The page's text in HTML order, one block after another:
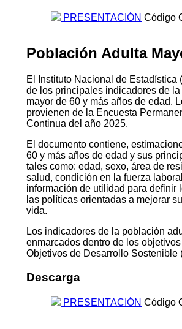
PRESENTACIÓN Código
Población Adulta
El Instituto Nacional de Estadística
de los principales indicadores de
mayor de 60 y más años de edad.
provienen de la Encuesta
Continua del año 2025.
El documento contiene,
60 y más años de edad y sus
tales como: edad, sexo, área de
salud, condición en la fuerza
información de utilidad para definir
las políticas orientadas a mejorar
vida.
Los indicadores de la población
enmarcados dentro de los
Objetivos de Desarrollo Sostenible
Descarga
PRESENTACIÓN Código